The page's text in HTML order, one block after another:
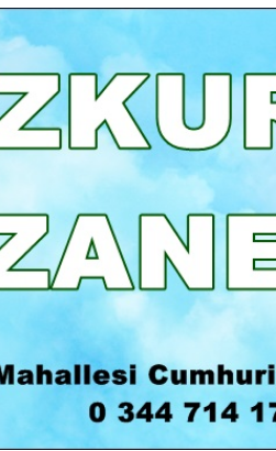
KIZ KUR’AN KURSU
DARENDE GEZISI.